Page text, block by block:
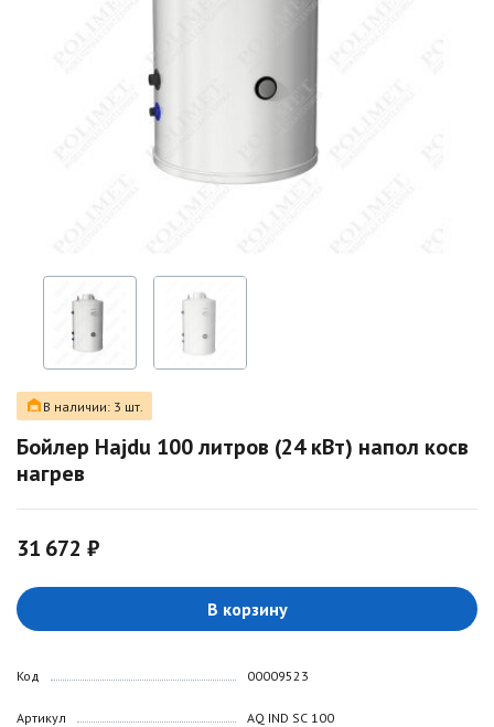
В наличии: 3 шт.
Бойлер Hajdu 100 литров (24 кВт) напол косв
нагрев
31 672 ₽
В корзину
Код
Артикул
00009523
AQ IND SC 100